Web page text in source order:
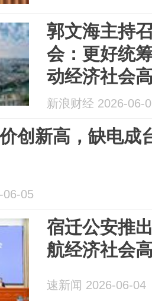
郭文海主持
会：更好统
动经济社会
新浪财经 2026-06-
创新高，缺电成
06-05
宿迁公安推
航经济社会
速新闻 2026-06-04